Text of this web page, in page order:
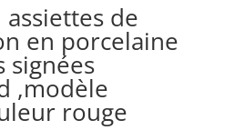
de
en porcelaine
signées
,modèle
rouge